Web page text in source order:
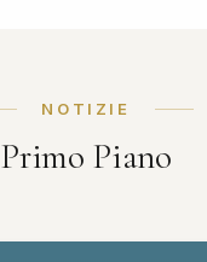
NOTIZIE
Primo Piano